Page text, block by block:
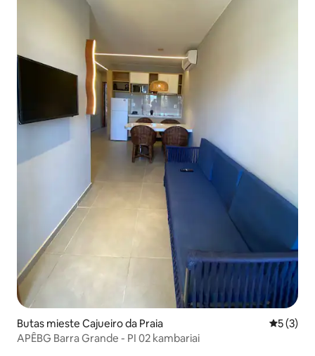
Butas mieste Cajueiro da Praia Vidutinis
5 (3)
APÊBG Barra Grande - PI 02 kambariai